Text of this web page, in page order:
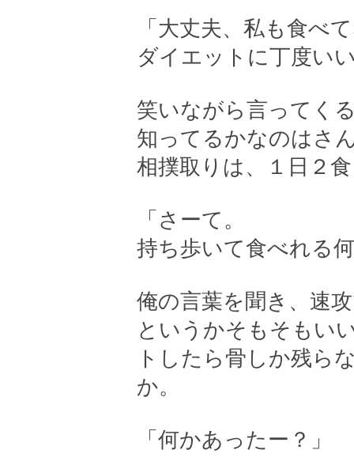
「大丈夫、私も食べ
ダイエットに丁度い
笑いながら言ってく
知ってるかなのはさ
相撲取りは、１日２
「さーて。
持ち歩いて食べれる
俺の言葉を聞き、速
というかそもそもい
トしたら骨しか残ら
か。
「何かあったー？」